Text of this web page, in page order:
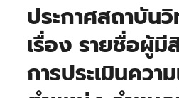
ประกาศสถาบัน
เรื่อง รายชื่อผู้มี
การประเมินควา